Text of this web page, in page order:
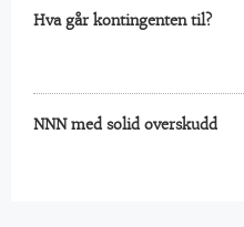
Hva går kontingenten til?
NNN med solid overskudd